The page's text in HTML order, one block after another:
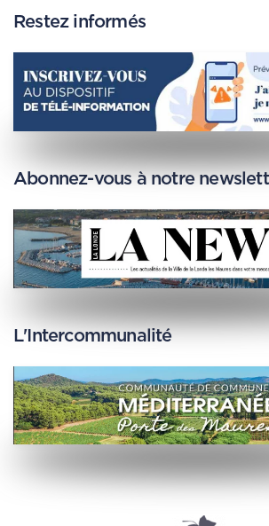
Restez informés
Abonnez-vous à notre
L'Intercommunalité